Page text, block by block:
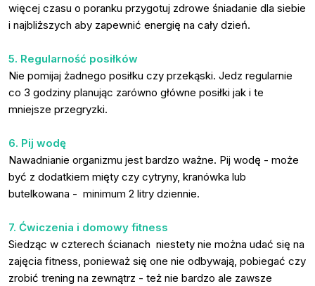
więcej czasu o poranku przygotuj zdrowe śniadanie dla siebie
i najbliższych aby zapewnić energię na cały dzień.
5. Regularność posiłków
Nie pomijaj żadnego posiłku czy przekąski. Jedz regularnie
co 3 godziny planując zarówno główne posiłki jak i te
mniejsze przegryzki.
6. Pij wodę
Nawadnianie organizmu jest bardzo ważne. Pij wodę - może
być z dodatkiem mięty czy cytryny, kranówka lub
butelkowana - minimum 2 litry dziennie.
7. Ćwiczenia i domowy fitness
Siedząc w czterech ścianach niestety nie można udać się na
zajęcia fitness, ponieważ się one nie odbywają, pobiegać czy
zrobić trening na zewnątrz - też nie bardzo ale zawsze